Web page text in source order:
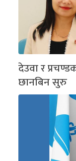
देउवा र
छानबिन सुरु